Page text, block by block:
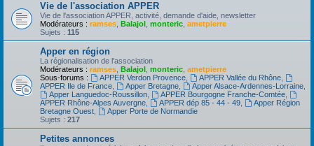
Vie de l'association APPER
Vie de l'association APPER, activité, demande d'aide, newsletter
Modérateurs : ramses Balajol monteric ametpierre
Sujets : 115
Apper en région
La régionalisation de l'association
Modérateurs : ramses Balajol monteric ametpierre
Sous-forums :
APPER Verdon Provence, APPER Vallée du Rhône,
APPER Ile de France
Apper Bretagne, Apper Alsace-Ardennes-Lorraine,
Apper Languedoc-Roussillon, APPER Bourgogne Franche-Comtée,
APPER Rhône-Alpes Auvergne
APPER dép 85 - 44 - 49,
Apper Région
Bretagne Ouest
Apper Porte de Normandie
Sujets : 217
Petites annonces